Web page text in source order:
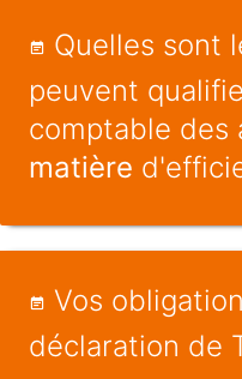
Quelles sont
peuvent
comptable des
matière
Vos
déclaration de